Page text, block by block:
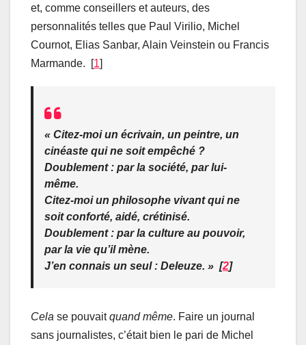
et, comme conseillers et auteurs, des
personnalités telles que Paul Virilio, Michel
Cournot, Elias Sanbar, Alain Veinstein ou Francis
Marmande. [1]
« Citez-moi un écrivain, un peintre, un
cinéaste qui ne soit empêché ?
Doublement : par la société, par lui-
même.
Citez-moi un philosophe vivant qui ne
soit conforté, aidé, crétinisé.
Doublement : par la culture au pouvoir,
par la vie qu’il mène.
J’en connais un seul : Deleuze. » [2]
Cela se pouvaitquand même. Faire un journal
sans journalistes, c’était bien le pari de Michel